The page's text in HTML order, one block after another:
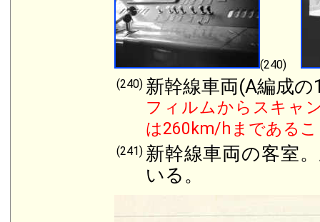
(240)
(240) 新幹線車両(A編成
フィルムからスキャ
は260km/hまである
(241) 新幹線車両の客室
いる。